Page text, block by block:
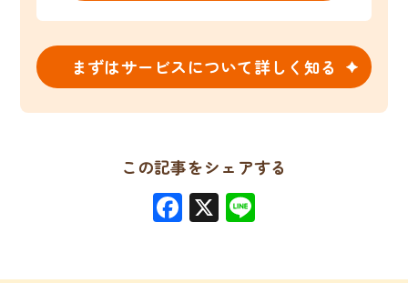
まずはサービスについて詳しく知る
この記事をシェアする
Facebook
X